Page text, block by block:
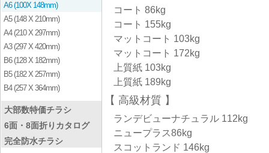
A6 (100X 148mm)
A5 (148 X 210mm)
A4 (210 X 297mm)
A3 (297 X 420mm)
B6 (128 X 182mm)
B5 (182 X 257mm)
B4 (257 X 364mm)
大部数特価チラシ
6面・8面折りカタログ
完全防水チラシ
コート 86kg
コート 155kg
マットコート 103kg
マットコート 172kg
上質紙 103kg
上質紙 189kg
高級材質
ランデビューナチュラル 112kg
ニュープラス86kg
スコットランド 146kg